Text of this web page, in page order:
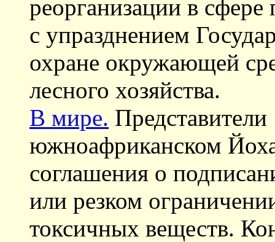
реорганизации в сфере
с упразднением
охране окружающей
лесного хозяйства.
В мире.
южноафриканском
соглашения о
или резком
токсичных веществ.